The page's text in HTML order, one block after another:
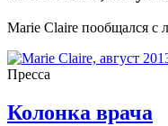
Marie Claire пообщался с
Пресса
Колонка врача